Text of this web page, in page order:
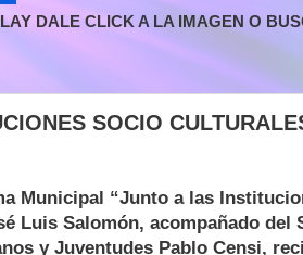
DALE CLICK A LA IMAGEN O
SOCIO
Municipal “Junto a las
Luis Salomón, acompañado del
y Juventudes Pablo Censi,